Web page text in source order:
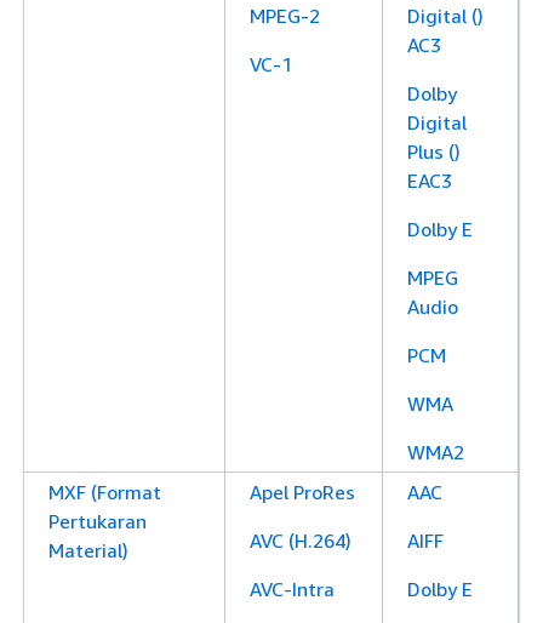
MPEG-2
VC-1
Digital ()
AC3
Dolby
Digital
Plus ()
EAC3
Dolby E
MPEG
Audio
PCM
WMA
WMA2
MXF (Format
Pertukaran
Material)
Apel ProRes
AVC (H.264)
AVC-Intra
AAC
AIFF
Dolby E